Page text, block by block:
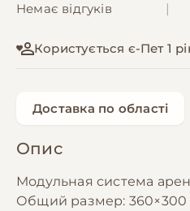
Немає відгуків
Користується є-Пет 1
Доставка по області
Опис
Модульная система
Общий размер: